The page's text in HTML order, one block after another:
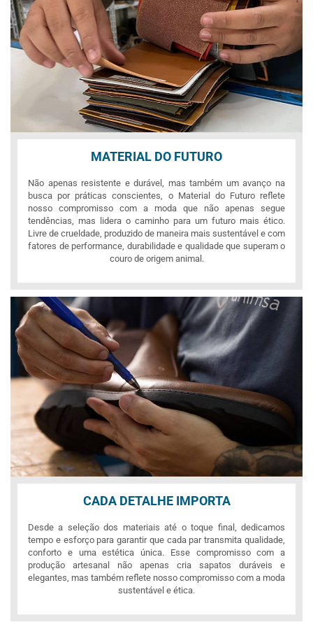
MATERIAL DO FUTURO
Não apenas resistente e durável, mas também um avanço na
busca por práticas conscientes, o Material do Futuro reflete
nosso compromisso com a moda que não apenas segue
tendências, mas lidera o caminho para um futuro mais ético.
Livre de crueldade, produzido de maneira mais sustentável e com
fatores de performance, durabilidade e qualidade que superam o
couro de origem animal.
CADA DETALHE IMPORTA
Desde a seleção dos materiais até o toque final, dedicamos
tempo e esforço para garantir que cada par transmita qualidade,
conforto e uma estética única. Esse compromisso com a
produção artesanal não apenas cria sapatos duráveis e
elegantes, mas também reflete nosso compromisso com a moda
sustentável e ética.